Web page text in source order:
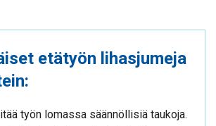
etätyön lihasjumeja
työn lomassa säännöllisiä taukoja.